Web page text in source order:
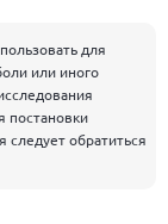
для
или иного
постановки
следует обратиться